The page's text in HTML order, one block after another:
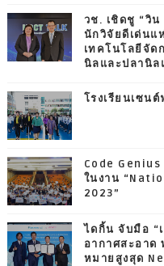
วช. เชิดชู “วิน
นักวิจัยดีเด่นแ
เทคโนโลยีจัด
นิลและปลานิล
โรงเรียนเซน
Code
ในงาน
2023”
ไดกิ้น จับมือ “
อากาศสะอาด
หมายสูงสุด